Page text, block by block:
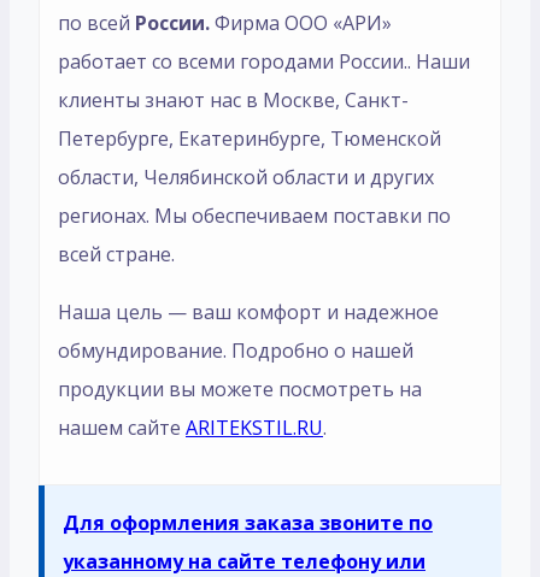
по всей России.Фирма ООО «АРИ»
работает со всеми городами России.. Наши
клиенты знают нас в Москве, Санкт-
Петербурге, Екатеринбурге, Тюменской
области, Челябинской области и других
регионах. Мы обеспечиваем поставки по
всей стране.
Наша цель — ваш комфорт и надежное
обмундирование. Подробно о нашей
продукции вы можете посмотреть на
нашем сайте ARITEKSTIL.RU.
Для оформления заказа звоните по
указанному на сайте телефону или